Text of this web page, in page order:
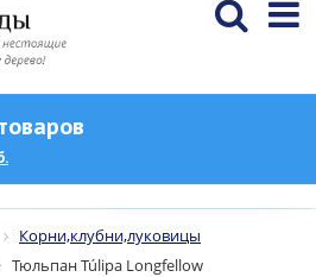
Корни,клубни,луковицы
Тюльпан Túlipa Longfellow